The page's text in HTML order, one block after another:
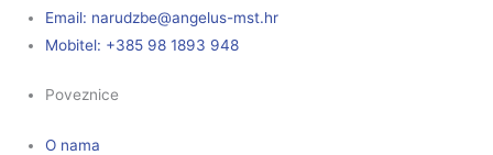
Email: rh.tsm-sulegna
@ebzduran
Mobitel: +385 98 1893 948
Poveznice
O nama